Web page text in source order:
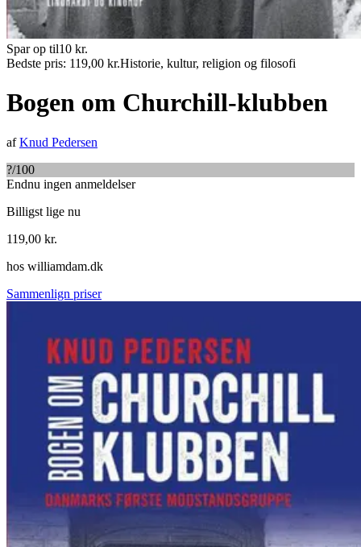
Spar op til10 kr.
Bedste pris: 119,00 kr.Historie, kultur, religion og filosofi
Bogen om Churchill-klubben
afKnud Pedersen
?/100
Endnu ingen anmeldelser
Billigst lige nu
119,00 kr.
hos williamdam.dk
Sammenlign priser